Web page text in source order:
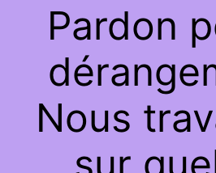
Pardon
Nous